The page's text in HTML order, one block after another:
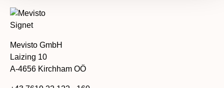
Mevisto GmbH
Laizing 10
A-4656 Kirchham OÖ